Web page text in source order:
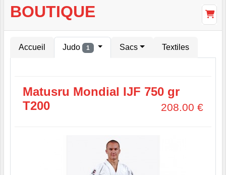
BOUTIQUE
Accueil Judo 1 Sacs Textiles
Matusru Mondial IJF 750 gr
T200
208.00 €